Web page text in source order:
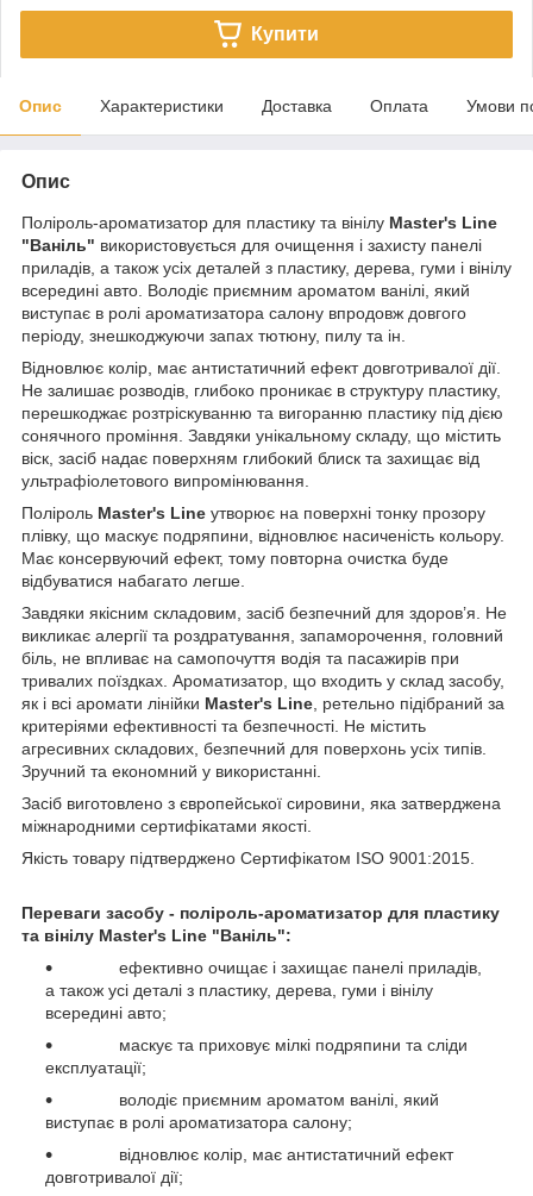
Купити
Опис Характеристики Доставка Оплата Умови
Опис
Поліроль-ароматизатор для пластику та вінілу Master's Line
"Ваніль" використовується для очищення і захисту панелі
приладів, а також усіх деталей з пластику, дерева, гуми і вінілу
всередині авто. Володіє приємним ароматом ванілі, який
виступає в ролі ароматизатора салону впродовж довгого
періоду, знешкоджуючи запах тютюну, пилу та ін.
Відновлює колір, має антистатичний ефект довготривалої дії.
Не залишає розводів, глибоко проникає в структуру пластику,
перешкоджає розтріскуванню та вигоранню пластику під дією
сонячного проміння. Завдяки унікальному складу, що містить
віск, засіб надає поверхням глибокий блиск та захищає від
ультрафіолетового випромінювання.
Поліроль Master's Line утворює на поверхні тонку прозору
плівку, що маскує подряпини, відновлює насиченість кольору.
Має консервуючий ефект, тому повторна очистка буде
відбуватися набагато легше.
Завдяки якісним складовим, засіб безпечний для здоров’я. Не
викликає алергії та роздратування, запаморочення, головний
біль, не впливає на самопочуття водія та пасажирів при
тривалих поїздках. Ароматизатор, що входить у склад засобу,
як і всі аромати лінійки Master's Line , ретельно підібраний за
критеріями ефективності та безпечності. Не містить
агресивних складових, безпечний для поверхонь усіх типів.
Зручний та економний у використанні.
Засіб виготовлено з європейської сировини, яка затверджена
міжнародними сертифікатами якості.
Якість товару підтверджено Сертифікатом ISO 9001:2015.
Переваги засобу - поліроль-ароматизатор для пластику
та вінілу Master's Line "Ваніль":
ефективно очищає і захищає панелі приладів,
а також усі деталі з пластику, дерева, гуми і вінілу
всередині авто;
маскує та приховує мілкі подряпини та сліди
експлуатації;
володіє приємним ароматом ванілі, який
виступає в ролі ароматизатора салону;
відновлює колір, має антистатичний ефект
довготривалої дії;